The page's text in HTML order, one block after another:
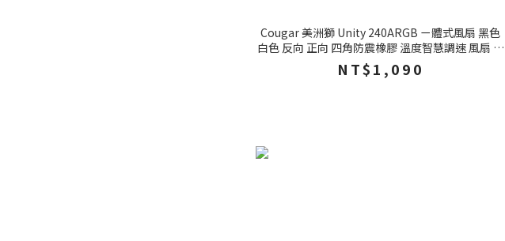
Cougar 美洲獅 Unity 240ARGB ㄧ體式風扇 黑色
白色 反向 正向 四角防震橡膠 溫度智慧調速 風扇 機
殼風扇 電腦風扇
NT$1,090